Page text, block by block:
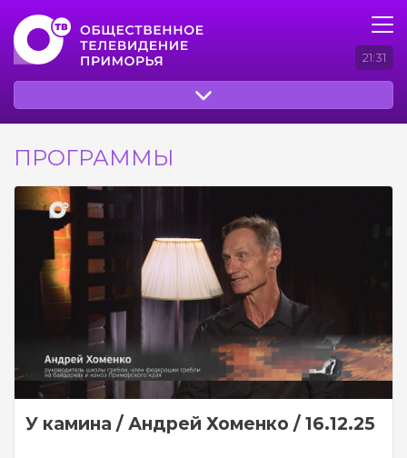
21:31
ПРОГРАММЫ
У камина / Андрей Хоменко / 16.12.25